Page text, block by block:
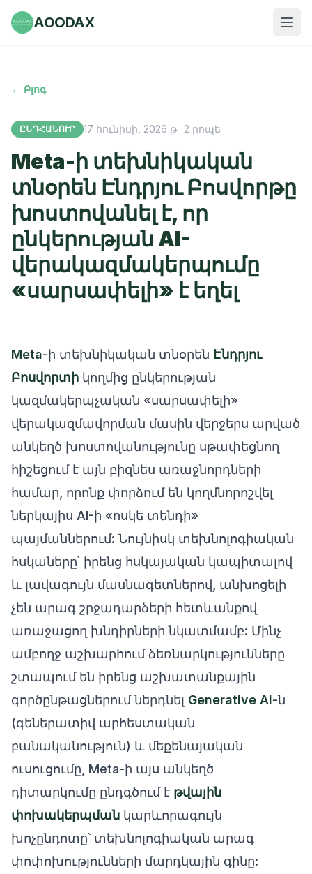
AOODAX
← Բլոգ
ԸՆԴՀԱՆՈՒՐ 17 հունիսի, 2026 թ.· 2 րոպե
Meta-ի տեխնիկական
տնօրեն Էնդրյու Բոսվորթը
խոստովանել է, որ
ընկերության AI-
վերակազմակերպումը
«սարսափելի» է եղել
Meta-ի տեխնիկական տնօրեն Էնդրյու
Բոսվորտի կողմից ընկերության
կազմակերպչական «սարսափելի»
վերակազմավորման մասին վերջերս արված
անկեղծ խոստովանությունը սթափեցնող
հիշեցում է այն բիզնես առաջնորդների
համար, որոնք փորձում են կողմնորոշվել
ներկայիս AI-ի «ոսկե տենդի»
պայմաններում: Նույնիսկ տեխնոլոգիական
հսկաները՝ իրենց հսկայական կապիտալով
և լավագույն մասնագետներով, անխոցելի
չեն արագ շրջադարձերի հետևանքով
առաջացող խնդիրների նկատմամբ: Մինչ
ամբողջ աշխարհում ձեռնարկությունները
շտապում են իրենց աշխատանքային
գործընթացներում ներդնել Generative AI-ն
(գեներատիվ արհեստական
բանականություն) և մեքենայական
ուսուցումը, Meta-ի այս անկեղծ
դիտարկումը ընդգծում է թվային
փոխակերպման կարևորագույն
խոչընդոտը՝ տեխնոլոգիական արագ
փոփոխությունների մարդկային գինը: